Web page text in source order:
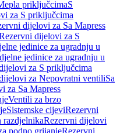
priključcimaS
za S priključcima
dijelovi za Sa Mapress
dijelovi za S
jedinice za ugradnju u
jedinice za ugradnju u
za S priključcima
za Nepovratni ventiliSa
za Sa Mapress
Ventili za brzo
Sistemske cijeviRezervni
razdjelnikaRezervni dijelovi
podno grijanjeRezervni